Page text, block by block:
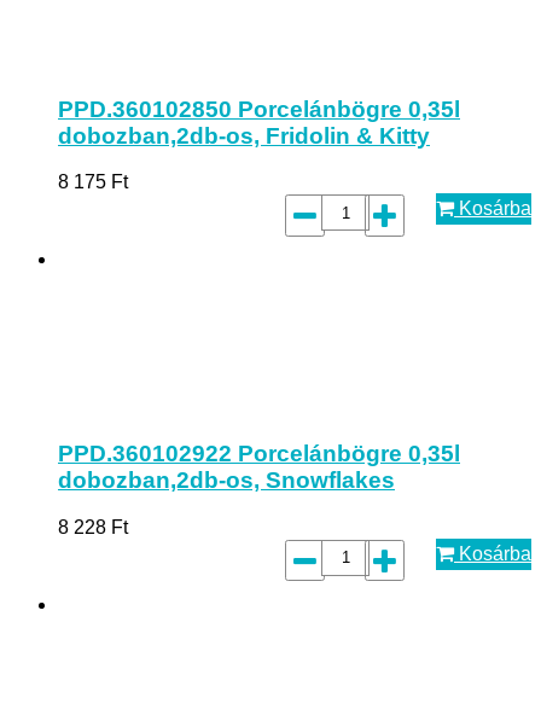
PPD.360102850 Porcelánbögre 0,35l
dobozban,2db-os, Fridolin & Kitty
8 175 Ft
Kosárba
PPD.360102922 Porcelánbögre 0,35l
dobozban,2db-os, Snowflakes
8 228 Ft
Kosárba